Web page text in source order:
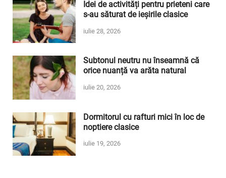
Idei de activități pentru prieteni care
s-au săturat de ieșirile clasice
iulie 28, 2026
Subtonul neutru nu înseamnă că
orice nuanță va arăta natural
iulie 20, 2026
Dormitorul cu rafturi mici în loc de
noptiere clasice
iulie 19, 2026